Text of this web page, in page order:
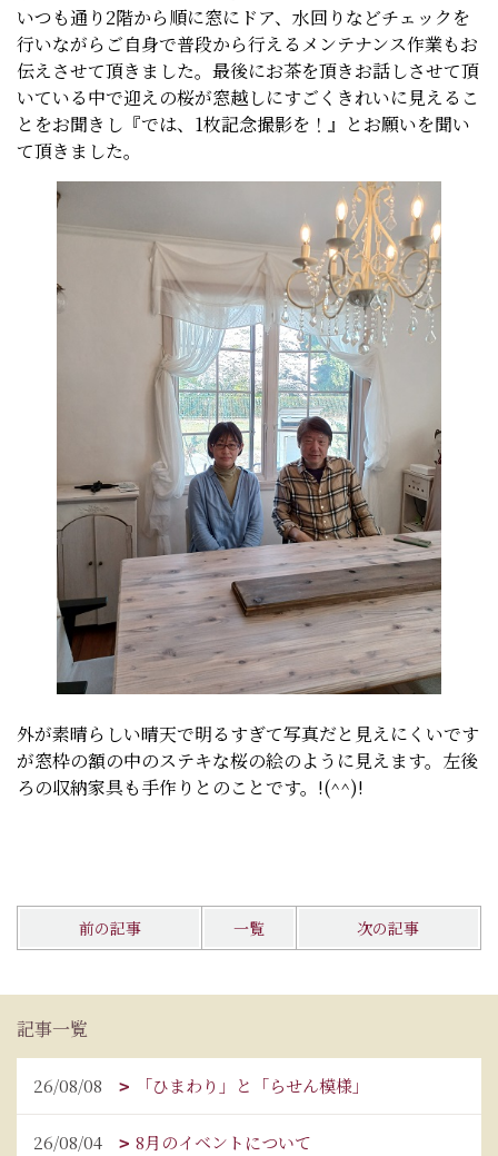
いつも通り2階から順に窓にドア、水回りなどチェックを
行いながらご自身で普段から行えるメンテナンス作業もお
伝えさせて頂きました。最後にお茶を頂きお話しさせて頂
いている中で迎えの桜が窓越しにすごくきれいに見えるこ
とをお聞きし『では、1枚記念撮影を！』とお願いを聞い
て頂きました。
外が素晴らしい晴天で明るすぎて写真だと見えにくいです
が窓枠の額の中のステキな桜の絵のように見えます。左後
ろの収納家具も手作りとのことです。!(^^)!
前の記事 一覧 次の記事
記事一覧
26/08/08 「ひまわり」と「らせん模様」
26/08/04 8月のイベントについて